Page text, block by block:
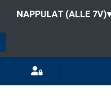
NAPPULAT (ALLE 7V)▾